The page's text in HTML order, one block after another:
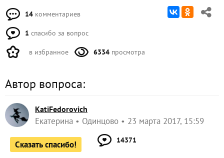
14 комментариев
1 спасибо за вопрос
в избранное 6334 просмотра
Автор вопроса:
KatiFedorovich
Екатерина Одинцово 23 марта 2017, 15:59
Сказать спасибо! 14371